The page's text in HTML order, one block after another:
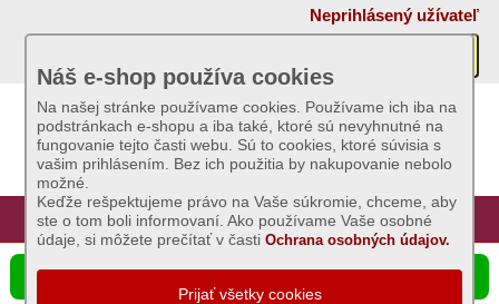
Neprihlásený užívateľ
Úvod Hlavná stránka Prihlásenie Registrácia
Náš e-shop používa cookies
Na našej stránke používame cookies. Používame ich iba na
podstránkach e-shopu a iba také, ktoré sú nevyhnutné na
fungovanie tejto časti webu. Sú to cookies, ktoré súvisia s
vašim prihlásením. Bez ich použitia by nakupovanie nebolo
možné.
Keďže rešpektujeme právo na Vaše súkromie, chceme, aby
ste o tom boli informovaní. Ako používame Vaše osobné
údaje, si môžete prečítať v častiOchrana osobných údajov.
☰ Ponuka produktov
Akcie
Sviečky
Umelé
kvety